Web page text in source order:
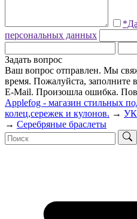
персональных данных
Задать вопрос
Ваш вопрос отправлен. Мы
время. Пожалуйста, заполните
E-Mail. Произошла ошибка.
Applefog - магазин стильных
колец,сережек и кулонов. →
→ Серебряные браслеты